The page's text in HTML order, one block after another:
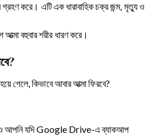
গ্রহণ করে। এটি এক ধারাবাহিক চক্র জন্ম, মৃত্যু ও
বহুবার শরীর ধারণ করে।
গেলে, কিভাবে আবার আত্মা ফিরবে?
আপনি যদি Google Drive-এ ব্যাকআপ